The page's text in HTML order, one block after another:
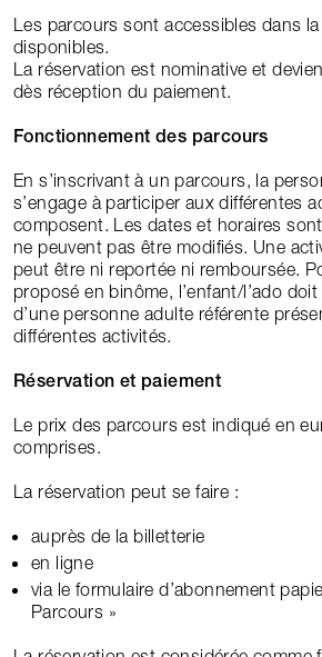
Les parcours sont accessibles dans
disponibles.
La réservation est nominative et
dès réception du paiement.
Fonctionnement des parcours
En s’inscrivant à un parcours, la
s’engage à participer aux différentes
composent. Les dates et horaires
ne peuvent pas être modifiés. Une
peut être ni reportée ni remboursée.
proposé en binôme, l’enfant/l’ado
d’une personne adulte référente
différentes activités.
Réservation et paiement
Le prix des parcours est indiqué en
comprises.
La réservation peut se faire :
auprès de la billetterie
en ligne
via le formulaire d’abonnement
Parcours »